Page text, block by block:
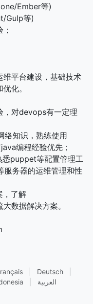
Ember等)
Gulp等)
平台建设，基础技术
化。
，对devops有一定理
络知识，熟练使用
编程经验优先；
puppet等配置管理工
务器的运维管理和性
，了解
数据解决方案。
Deutsch
العربية